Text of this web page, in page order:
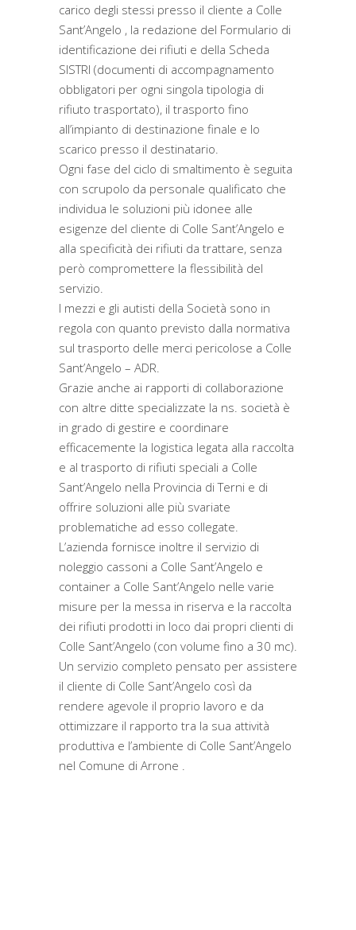
carico degli stessi presso il cliente a Colle
Sant’Angelo , la redazione del Formulario di
identificazione dei rifiuti e della Scheda
SISTRI (documenti di accompagnamento
obbligatori per ogni singola tipologia di
rifiuto trasportato), il trasporto fino
all’impianto di destinazione finale e lo
scarico presso il destinatario.
Ogni fase del ciclo di smaltimento è seguita
con scrupolo da personale qualificato che
individua le soluzioni più idonee alle
esigenze del cliente di Colle Sant’Angelo e
alla specificità dei rifiuti da trattare, senza
però compromettere la flessibilità del
servizio.
I mezzi e gli autisti della Società sono in
regola con quanto previsto dalla normativa
sul trasporto delle merci pericolose a Colle
Sant’Angelo – ADR.
Grazie anche ai rapporti di collaborazione
con altre ditte specializzate la ns. società è
in grado di gestire e coordinare
efficacemente la logistica legata alla raccolta
e al trasporto di rifiuti speciali a Colle
Sant’Angelo nella Provincia di Terni e di
offrire soluzioni alle più svariate
problematiche ad esso collegate.
L’azienda fornisce inoltre il servizio di
noleggio cassoni a Colle Sant’Angelo e
container a Colle Sant’Angelo nelle varie
misure per la messa in riserva e la raccolta
dei rifiuti prodotti in loco dai propri clienti di
Colle Sant’Angelo (con volume fino a 30 mc).
Un servizio completo pensato per assistere
il cliente di Colle Sant’Angelo così da
rendere agevole il proprio lavoro e da
ottimizzare il rapporto tra la sua attività
produttiva e l’ambiente di Colle Sant’Angelo
nel Comune di Arrone .